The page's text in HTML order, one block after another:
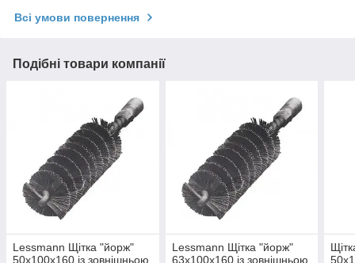
Всі умови повернення
Подібні товари компанії
Lessmann Щітка "йорж"
50х100х160 із зовнішньою
Lessmann Щітка "йорж"
63х100х160 із зовнішньою